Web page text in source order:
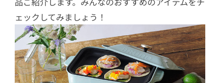
ェックしてみましょう！